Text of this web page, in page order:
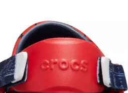
CROCS
Spider Man All Terrain Clog K Clog
Kindergartenschuh, Hausschuh inkl.
Set Spider-Man-Jibbitz™
22,82 €
-54%